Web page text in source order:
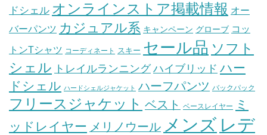
ドシェル オンラインストア掲載情報 オー
バーパンツ カジュアル系 キャンペーン グローブ コッ
トンTシャツ コーディネート スキー セール品 ソフト
シェル トレイルランニング ハイブリッド ハー
ドシェル ハードシェルジャケット ハーフパンツ バックパック
フリースジャケット ベスト ベースレイヤー
ミ
ッドレイヤー メリノウール メンズ レデ